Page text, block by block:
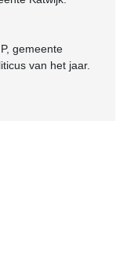
gemeente
van het jaar.